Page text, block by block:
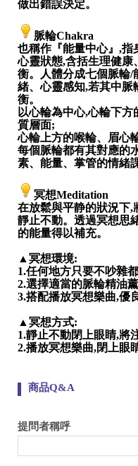
做出錯誤決定。
脈輪Chakra
也稱作『能量中心』 ,指
心靈狀態,含括生理健康
衡。人體分成七個脈輪/
緒、心靈感知,若其中脈
衡。
以心輪為中心,心輪下方
質層面;
心輪上方的喉輪、眉心
每個脈輪都有其對應的
素、能量、掌管的情緒
冥想Meditation
在放鬆與平静的狀況下,
靜止不動。透過冥想思
的能量得以補充。
▲ 冥想環境:
1.任何地方只要不吵雜
2.選擇適當的脈輪精油
3.搭配播放冥想樂曲,優
▲ 冥想方式:
1.靜止不動閉上眼睛,將
2.播放冥想樂曲,閉上眼
商品Q&A
提問者稱呼